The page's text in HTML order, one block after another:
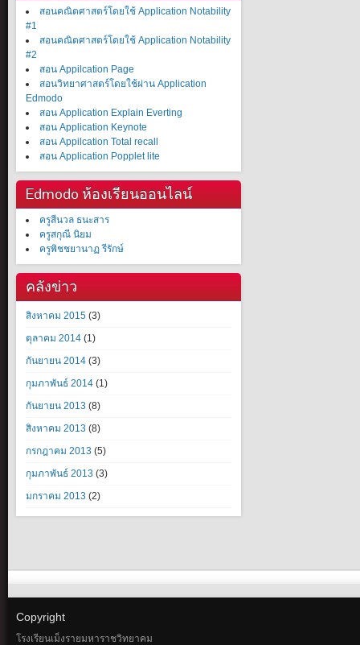
สอนคณิตศาสตร์โดยใช้ Application Notability
#1
สอนคณิตศาสตร์โดยใช้ Application Notability
#2
สอน Appilcation Page
สอนวิทยาศาสตร์โดยใช้ผ่าน Application
Edmodo
สอน Application Explain Everting
สอน Application Keynote
สอน Appilcation Total recall
สอน Application Popplet lite
Edmodo ห้องเรียนออนไลน์
ครูสีนวล ธนะสาร
ครูสกุณี นิยม
ครูพิชชยานาฏ รีรักษ์
คลังข่าว
สิงหาคม 2015 (3)
ตุลาคม 2014 (1)
กันยายน 2014 (3)
กุมภาพันธ์ 2014 (1)
กันยายน 2013 (8)
สิงหาคม 2013 (8)
กรกฎาคม 2013 (5)
กุมภาพันธ์ 2013 (3)
มกราคม 2013 (2)
Copyright
โรงเรียนเม็งรายมหาราชวิทยาคม